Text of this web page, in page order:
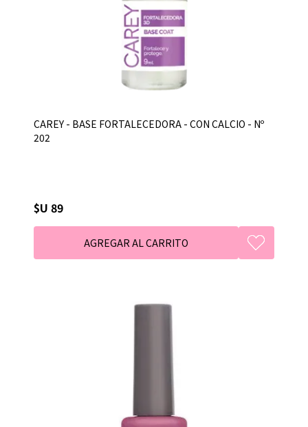
CAREY - BASE FORTALECEDORA - CON CALCIO - Nº
202
$U 89